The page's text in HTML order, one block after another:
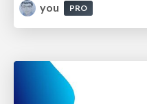
you
PRO